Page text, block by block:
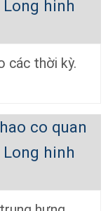
các thời kỳ.